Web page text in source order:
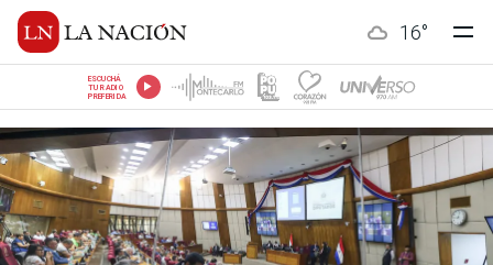
16°
ESCUCHÁ
TU RADIO
PREFERIDA